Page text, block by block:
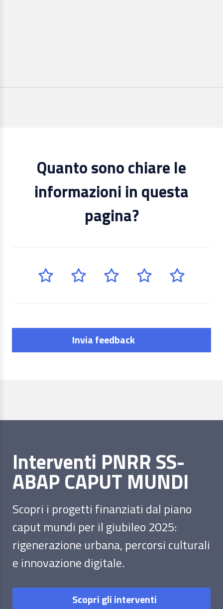
Quanto sono chiare le
informazioni in questa
pagina?
Invia feedback
Interventi PNRR SS-
ABAP CAPUT MUNDI
Scopri i progetti finanziati dal piano
caput mundi per il giubileo 2025:
rigenerazione urbana, percorsi culturali
e innovazione digitale.
Scopri gli interventi